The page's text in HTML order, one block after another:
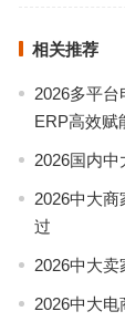
相关推荐
2026多平
ERP高效赋
2026国内中
2026中大
过
2026中大
2026中大